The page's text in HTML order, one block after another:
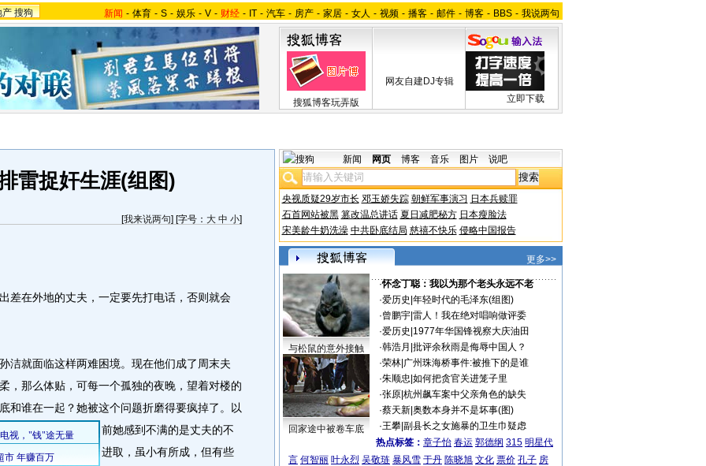
产 搜狗 新闻 - 体育 - S - 娱乐 - V - 财经 - IT - 汽车 - 房产 - 家居 - 女人 - 视频 - 播客 - 邮件 - 博客 - BBS - 我说两句
搜狐博客玩弄版
网友自建DJ专辑
立即下载
雷捉奸生涯(组图)
[我来说两句] [字号： 大 中 小]
在外地的丈夫，一定要先打电话，否则就会
就面临这样两难困境。现在他们成了周末夫
，那么体贴，可每一个孤独的夜晚，望着对楼的
和谁在一起？她被这个问题折磨得要疯掉了。
以
前她感到不满的是丈夫的不
进取，虽小有所成，但有些
新闻 网页 博客 音乐 图片 说吧
央视质疑29岁市长 邓玉娇失踪 朝鲜军事演习 日本兵赎罪
石首网站被黑 篡改温总讲话 夏日减肥秘方 日本瘦脸法
宋美龄牛奶洗澡 中共卧底结局 慈禧不快乐 侵略中国报告
更多>>
与松鼠的意外接触
回家途中被卷车底
·怀念丁聪：我以为那个老头永远不老
·爱历史 年轻时代的毛泽东(组图)
·曾鹏宇| 雷人！我在绝对唱响做评委
·爱历史 1977年华国锋视察大庆油田
·韩浩月 批评余秋雨是侮辱中国人？
·荣林| 广州珠海桥事件:被推下的是谁
·朱顺忠 如何把贪官关进笼子里
·张原| 杭州飙车案中父亲角色的缺失
·蔡天新| 奥数本身并不是坏事(图)
·王攀| 副县长之女施暴的卫生巾疑虑
热点标签： 章子怡 春运 郭德纲 315 明星代
言 何智丽 叶永烈 吴敬琏 暴风雪 于丹 陈晓旭 文化 票价 孔子 房